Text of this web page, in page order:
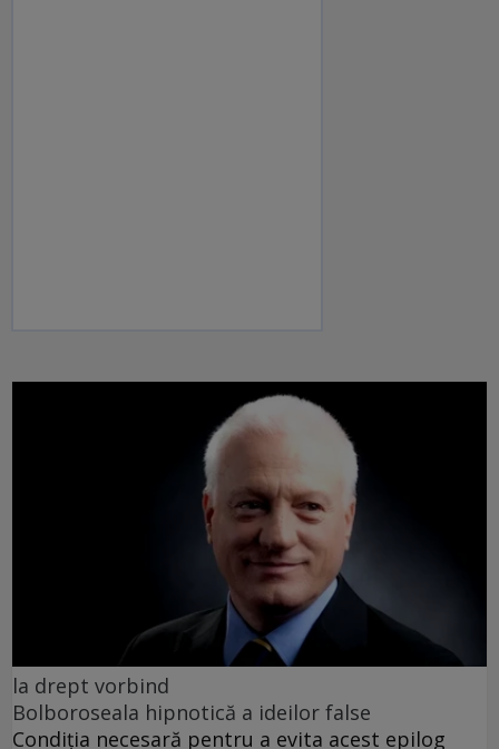
la drept vorbind
Bolboroseala hipnotică a ideilor false
Condiția necesară pentru a evita acest epilog